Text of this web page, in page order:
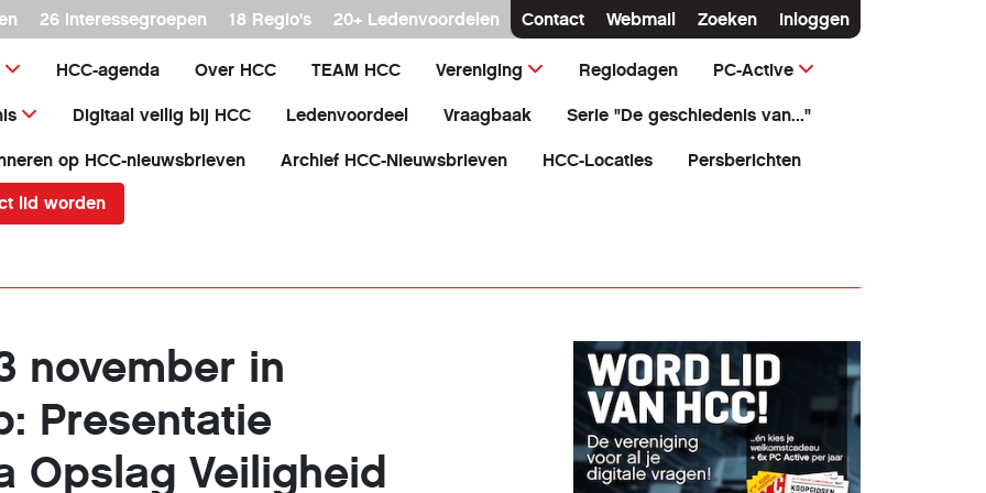
26 interessegroepen 18 Regio's 20+ Ledenvoordelen Contact Webmail Zoeken Inloggen
HCC-agenda Over HCC TEAM HCC Vereniging Regiodagen PC-Active
Digitaal veilig bij HCC Ledenvoordeel Vraagbaak Serie "De geschiedenis van..."
op HCC-nieuwsbrieven Archief HCC-Nieuwsbrieven HCC-Locaties Persberichten
lid worden
november in
Presentatie
Opslag Veiligheid